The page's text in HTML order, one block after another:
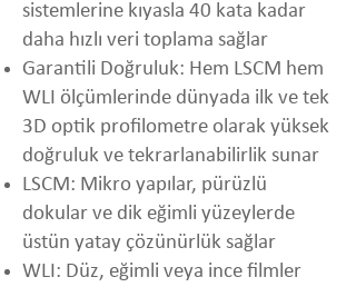
sistemlerine kıyasla 40 kata kadar
daha hızlı veri toplama sağlar
Garantili Doğruluk: Hem LSCM hem
WLI ölçümlerinde dünyada ilk ve tek
3D optik profilometre olarak yüksek
doğruluk ve tekrarlanabilirlik sunar
LSCM: Mikro yapılar, pürüzlü
dokular ve dik eğimli yüzeylerde
üstün yatay çözünürlük sağlar
WLI: Düz, eğimli veya ince filmler